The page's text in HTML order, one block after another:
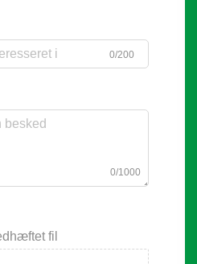
0/200
0/1000
fil